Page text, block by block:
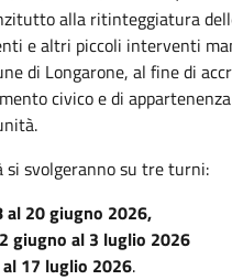
alla ritinteggiatura
e altri piccoli interventi
di Longarone, al fine di
civico e di
si svolgeranno su tre turni:
al 20 giugno 2026,
giugno al 3 luglio 2026
17 luglio 2026.